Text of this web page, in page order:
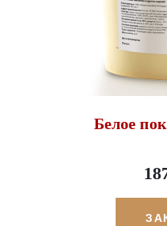
Белое